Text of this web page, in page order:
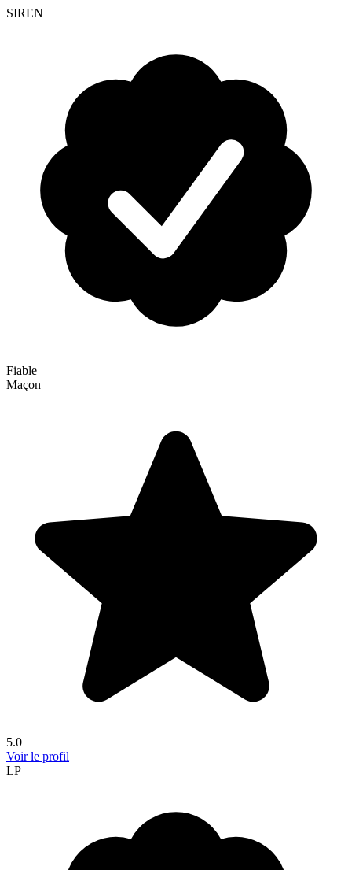
SIREN
Fiable
Maçon
5.0
Voir le profil
LP